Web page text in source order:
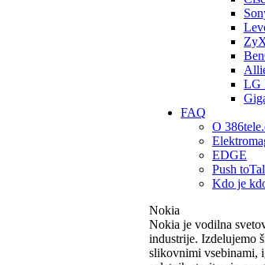
LG
FAQ
O
EDGE
Push
Kdo je
Nokia
Nokia je vodilna
industrije. Izdelujemo
slikovnimi vsebinami,